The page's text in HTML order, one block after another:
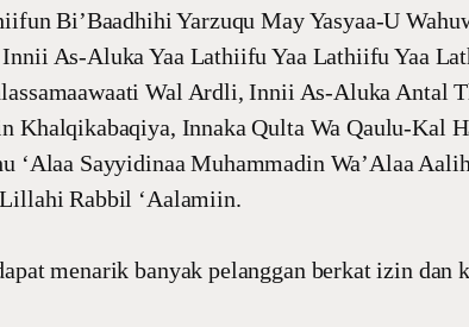
Bi’Baadhihi Yarzuqu May Yasyaa-U
As-Aluka Yaa Lathiifu Yaa Lathiifu Yaa
Wal Ardli, Innii As-Aluka Antal
Khalqikabaqiya, Innaka Qulta Wa Qaulu-Kal
‘Alaa Sayyidinaa Muhammadin Wa’Alaa
Rabbil ‘Aalamiin.
menarik banyak pelanggan berkat izin dan